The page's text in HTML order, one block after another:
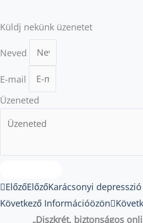
Küldj nekünk üzenetet
Neved
E-mail
Üzeneted
ElőzőElőzőKarácsonyi depresszió
Következő Információözön
„Diszkrét, biztonságos